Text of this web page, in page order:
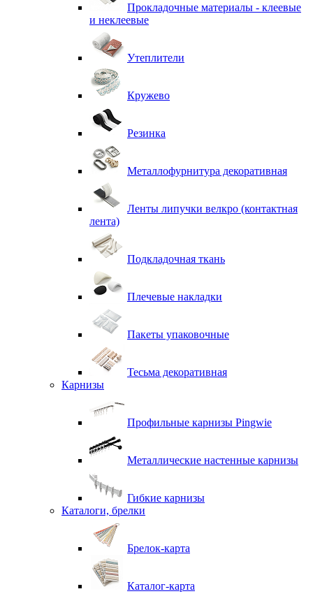
Прокладочные материалы - клеевые
и неклеевые
Утеплители
Кружево
Резинка
Металлофурнитура декоративная
Ленты липучки велкро (контактная
лента)
Подкладочная ткань
Плечевые накладки
Пакеты упаковочные
Тесьма декоративная
Карнизы
Профильные карнизы Pingwie
Металлические настенные карнизы
Гибкие карнизы
Каталоги, брелки
Брелок-карта
Каталог-карта